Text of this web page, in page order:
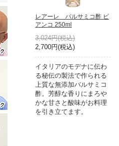
レアーレ バルサミコ酢 ビ
アンコ 250ml
3,024円(税込)
2,700円(税込)
イタリアのモデナに伝わ
る秘伝の製法で作られる
上質な無添加バルサミコ
酢。芳醇な香りにまろや
かな甘さと酸味がお料理
を引き立てます。